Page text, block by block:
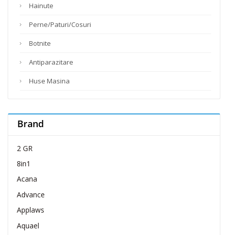
Hainute
Perne/paturi/cosuri
Botnite
Antiparazitare
Huse Masina
Brand
2 GR
8in1
Acana
Advance
Applaws
Aquael